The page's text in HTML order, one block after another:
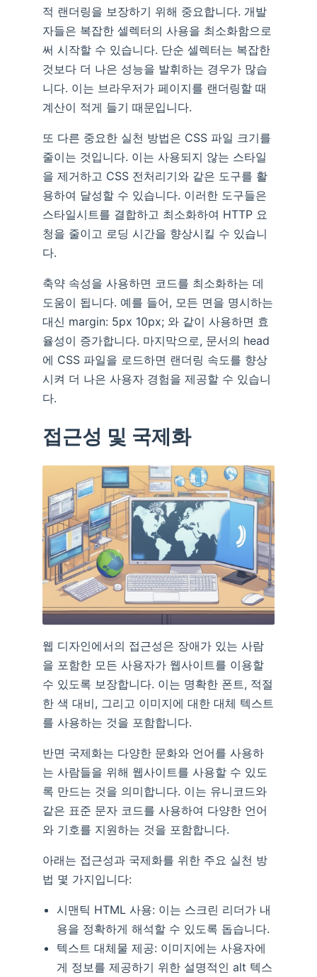
적 랜더링을 보장하기 위해 중요합니다. 개발
자들은 복잡한 셀렉터의 사용을 최소화함으로
써 시작할 수 있습니다. 단순 셀렉터는 복잡한
것보다 더 나은 성능을 발휘하는 경우가 많습
니다. 이는 브라우저가 페이지를 랜더링할 때
계산이 적게 들기 때문입니다.
또 다른 중요한 실천 방법은 CSS 파일 크기를
줄이는 것입니다. 이는 사용되지 않는 스타일
을 제거하고 CSS 전처리기와 같은 도구를 활
용하여 달성할 수 있습니다. 이러한 도구들은
스타일시트를 결합하고 최소화하여 HTTP 요
청을 줄이고 로딩 시간을 향상시킬 수 있습니
다.
축약 속성을 사용하면 코드를 최소화하는 데
도움이 됩니다. 예를 들어, 모든 면을 명시하는
대신 margin: 5px 10px; 와 같이 사용하면 효
율성이 증가합니다. 마지막으로, 문서의 head
에 CSS 파일을 로드하면 랜더링 속도를 향상
시켜 더 나은 사용자 경험을 제공할 수 있습니
다.
접근성 및 국제화
웹 디자인에서의 접근성은 장애가 있는 사람
을 포함한 모든 사용자가 웹사이트를 이용할
수 있도록 보장합니다. 이는 명확한 폰트, 적절
한 색 대비, 그리고 이미지에 대한 대체 텍스트
를 사용하는 것을 포함합니다.
반면 국제화는 다양한 문화와 언어를 사용하
는 사람들을 위해 웹사이트를 사용할 수 있도
록 만드는 것을 의미합니다. 이는 유니코드와
같은 표준 문자 코드를 사용하여 다양한 언어
와 기호를 지원하는 것을 포함합니다.
아래는 접근성과 국제화를 위한 주요 실천 방
법 몇 가지입니다:
시맨틱 HTML 사용: 이는 스크린 리더가 내
용을 정확하게 해석할 수 있도록 돕습니다.
텍스트 대체물 제공: 이미지에는 사용자에
게 정보를 제공하기 위한 설명적인 alt 텍스